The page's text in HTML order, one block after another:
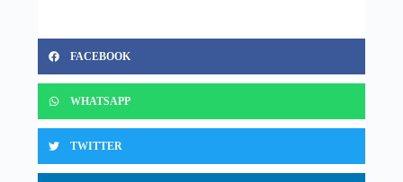
FACEBOOK
WHATSAPP
TWITTER